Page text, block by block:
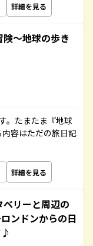
詳細を見る
～地球の歩き
。たまたま『地球
容はただの旅日記
詳細を見る
リーと周辺の
ンドンからの日
♪